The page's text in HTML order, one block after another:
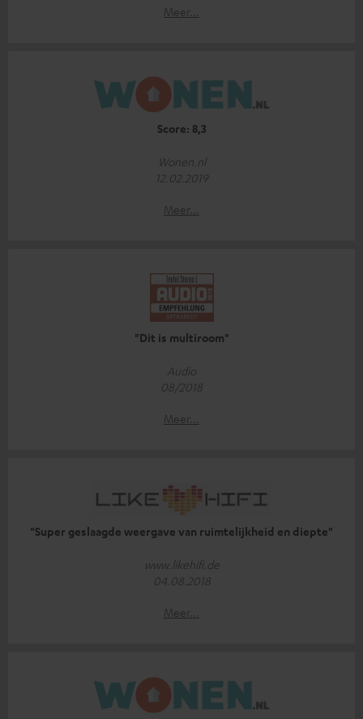
Meer...
Score: 8,3
Wonen.nl
12.02.2019
Meer...
"Dit is multiroom"
Audio
08/2018
Meer...
"Super geslaagde weergave van ruimtelijkheid en diepte"
www.likehifi.de
04.08.2018
Meer...